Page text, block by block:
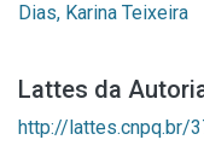
Dias, Karina Teixeira
Lattes da
http://lattes.cnpq.br/